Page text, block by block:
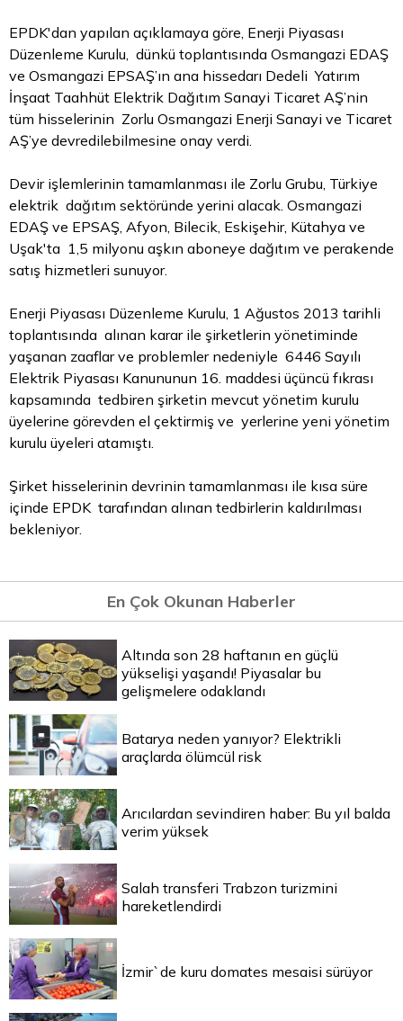
EPDK'dan yapılan açıklamaya göre, Enerji Piyasası
Düzenleme Kurulu, dünkü toplantısında Osmangazi EDAŞ
ve Osmangazi EPSAŞ’ın ana hissedarı Dedeli Yatırım
İnşaat Taahhüt Elektrik Dağıtım Sanayi Ticaret AŞ’nin
tüm hisselerinin Zorlu Osmangazi Enerji Sanayi ve Ticaret
AŞ’ye devredilebilmesine onay verdi.
Devir işlemlerinin tamamlanması ile Zorlu Grubu, Türkiye
elektrik dağıtım sektöründe yerini alacak. Osmangazi
EDAŞ ve EPSAŞ, Afyon, Bilecik, Eskişehir, Kütahya ve
Uşak'ta 1,5 milyonu aşkın aboneye dağıtım ve perakende
satış hizmetleri sunuyor.
Enerji Piyasası Düzenleme Kurulu, 1 Ağustos 2013 tarihli
toplantısında alınan karar ile şirketlerin yönetiminde
yaşanan zaaflar ve problemler nedeniyle 6446 Sayılı
Elektrik Piyasası Kanununun 16. maddesi üçüncü fıkrası
kapsamında tedbiren şirketin mevcut yönetim kurulu
üyelerine görevden el çektirmiş ve yerlerine yeni yönetim
kurulu üyeleri atamıştı.
Şirket hisselerinin devrinin tamamlanması ile kısa süre
içinde EPDK tarafından alınan tedbirlerin kaldırılması
bekleniyor.
En Çok Okunan Haberler
Altında son 28 haftanın en güçlü
yükselişi yaşandı! Piyasalar bu
gelişmelere odaklandı
Batarya neden yanıyor? Elektrikli
araçlarda ölümcül risk
Arıcılardan sevindiren haber: Bu yıl balda
verim yüksek
Salah transferi Trabzon turizmini
hareketlendirdi
İzmir`de kuru domates mesaisi sürüyor